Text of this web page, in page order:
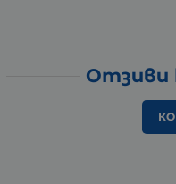
Отзиви